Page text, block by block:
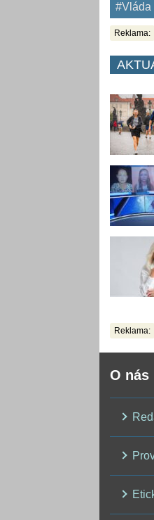
#Vláda
Reklama:
Reklama:
O nás